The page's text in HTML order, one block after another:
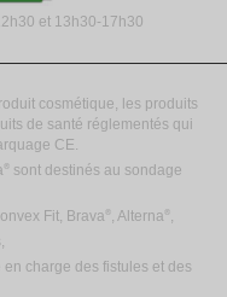
et 13h30-17h30
cosmétique, les produits
de santé réglementés qui
CE.
®
sont destinés au sondage
Fit, Brava ® , Alterna ®
charge des fistules et des